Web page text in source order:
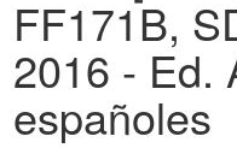
FF171B,
2016 - Ed.
españoles